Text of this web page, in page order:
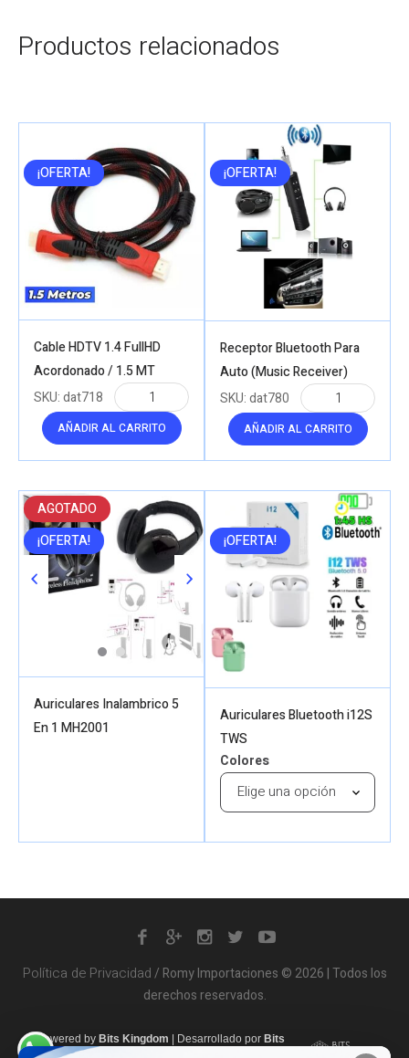
Productos relacionados
¡OFERTA!
Cable HDTV 1.4 FullHD
Acordonado / 1.5 MT
AÑADIR AL CARRITO
SKU:dat718
¡OFERTA!
Receptor Bluetooth Para
Auto (Music Receiver)
AÑADIR AL CARRITO
SKU:dat780
AGOTADO
¡OFERTA!
Auriculares Inalambrico 5
En 1 MH2001
¡OFERTA!
Auriculares Bluetooth i12S
TWS
Colores
Política de Privacidad/ Romy Importaciones © 2026 | Todos los
derechos reservados.
Powered by Bits Kingdom Desarrollado por Bits